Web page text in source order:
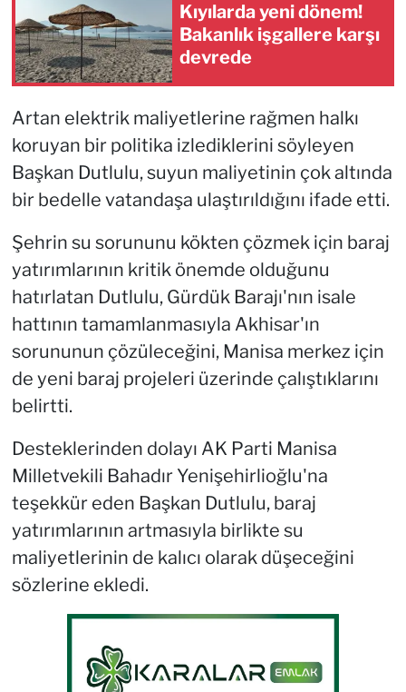
Kıyılarda yeni dönem!
Bakanlık işgallere karşı
devrede
Artan elektrik maliyetlerine rağmen halkı
koruyan bir politika izlediklerini söyleyen
Başkan Dutlulu, suyun maliyetinin çok altında
bir bedelle vatandaşa ulaştırıldığını ifade etti.
Şehrin su sorununu kökten çözmek için baraj
yatırımlarının kritik önemde olduğunu
hatırlatan Dutlulu, Gürdük Barajı'nın isale
hattının tamamlanmasıyla Akhisar'ın
sorununun çözüleceğini, Manisa merkez için
de yeni baraj projeleri üzerinde çalıştıklarını
belirtti.
Desteklerinden dolayı AK Parti Manisa
Milletvekili Bahadır Yenişehirlioğlu'na
teşekkür eden Başkan Dutlulu, baraj
yatırımlarının artmasıyla birlikte su
maliyetlerinin de kalıcı olarak düşeceğini
sözlerine ekledi.